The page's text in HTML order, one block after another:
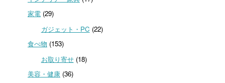
家電(29)
ガジェット・PC (22)
食べ物 (153)
お取り寄せ(18)
美容・健康(36)